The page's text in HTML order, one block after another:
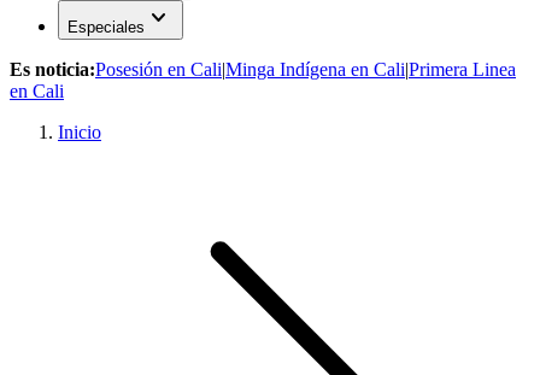
Especiales expand_more
Es noticia:Posesión en Cali|Minga Indígena en Cali|Primera Linea
en Cali
Inicio